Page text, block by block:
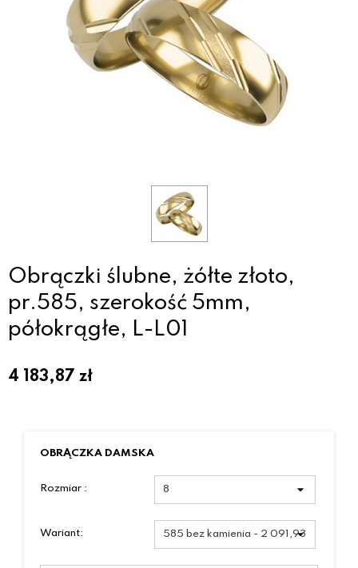
Obrączki ślubne, żółte złoto,
pr.585, szerokość 5mm,
półokrągłe, L-L01
4 183,87 zł
OBRĄCZKA DAMSKA
Rozmiar :
Wariant: